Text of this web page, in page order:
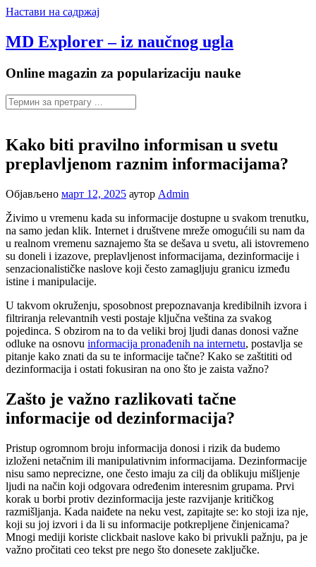
Настави на садржај
MD Explorer – iz naučnog ugla
Online magazin za popularizaciju nauke
Kako biti pravilno informisan u svetu
preplavljenom raznim informacijama?
Објављено март 12, 2025 аутор Admin
Živimo u vremenu kada su informacije dostupne u svakom trenutku,
na samo jedan klik. Internet i društvene mreže omogućili su nam da
u realnom vremenu saznajemo šta se dešava u svetu, ali istovremeno
su doneli i izazove, preplavljenost informacijama, dezinformacije i
senzacionalističke naslove koji često zamagljuju granicu između
istine i manipulacije.
U takvom okruženju, sposobnost prepoznavanja kredibilnih izvora i
filtriranja relevantnih vesti postaje ključna veština za svakog
pojedinca. S obzirom na to da veliki broj ljudi danas donosi važne
odluke na osnovu informacija pronađenih na internetu, postavlja se
pitanje kako znati da su te informacije tačne? Kako se zaštititi od
dezinformacija i ostati fokusiran na ono što je zaista važno?
Zašto je važno razlikovati tačne
informacije od dezinformacija?
Pristup ogromnom broju informacija donosi i rizik da budemo
izloženi netačnim ili manipulativnim informacijama. Dezinformacije
nisu samo neprecizne, one često imaju za cilj da oblikuju mišljenje
ljudi na način koji odgovara određenim interesnim grupama. Prvi
korak u borbi protiv dezinformacija jeste razvijanje kritičkog
razmišljanja. Kada naiđete na neku vest, zapitajte se: ko stoji iza nje,
koji su joj izvori i da li su informacije potkrepljene činjenicama?
Mnogi mediji koriste clickbait naslove kako bi privukli pažnju, pa je
važno pročitati ceo tekst pre nego što donesete zaključke.